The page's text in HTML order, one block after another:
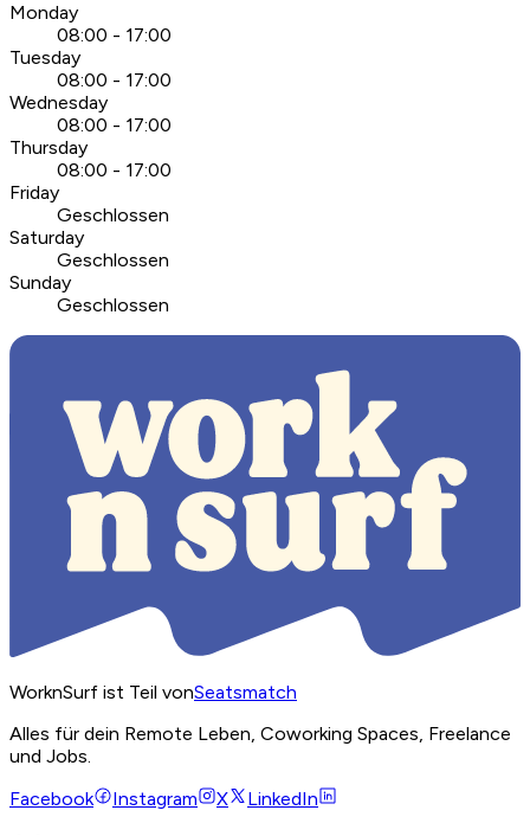
Monday
08:00 - 17:00
Tuesday
08:00 - 17:00
Wednesday
08:00 - 17:00
Thursday
08:00 - 17:00
Friday
Geschlossen
Saturday
Geschlossen
Sunday
Geschlossen
WorknSurf ist Teil vonSeatsmatch
Alles für dein Remote Leben, Coworking Spaces, Freelance
und Jobs.
Facebook
Instagram X LinkedIn